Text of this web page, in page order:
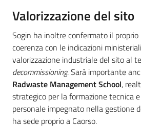
Valorizzazione del sito
Sogin ha inoltre confermato il proprio
coerenza con le indicazioni
valorizzazione industriale del sito al
decommissioning. Sarà importante
Radwaste Management School,
strategico per la formazione tecnica
personale impegnato nella gestione
ha sede proprio a Caorso.